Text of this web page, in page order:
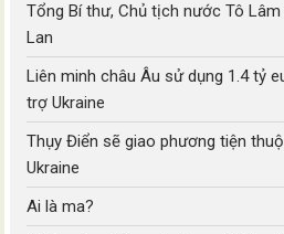
Tổng Bí thư, Chủ tịch nước Tô
Lan
Liên minh châu Âu sử dụng 1.4 tỷ
trợ Ukraine
Thụy Điển sẽ giao phương tiện
Ukraine
Ai là ma?